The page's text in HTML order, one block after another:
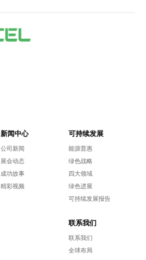
新闻中心
公司新闻
展会动态
成功故事
精彩视频
可持续发展
能源普惠
绿色战略
四大领域
绿色进展
可持续发展报告
联系我们
联系我们
全球布局